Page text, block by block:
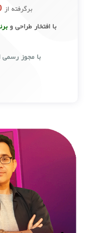
برگرفته از
با افتخار طراحی و
با مجوز